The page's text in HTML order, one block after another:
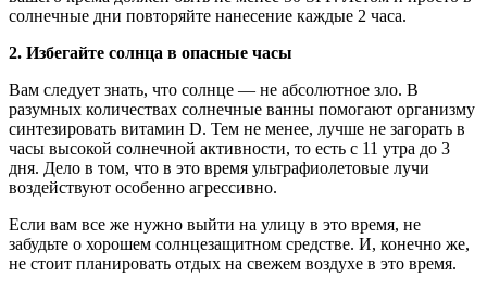
солнечные дни повторяйте нанесение каждые 2 часа.
2. Избегайте солнца в опасные часы
Вам следует знать, что солнце — не абсолютное зло. В
разумных количествах солнечные ванны помогают организму
синтезировать витамин D. Тем не менее, лучше не загорать в
часы высокой солнечной активности, то есть с 11 утра до 3
дня. Дело в том, что в это время ультрафиолетовые лучи
воздействуют особенно агрессивно.
Если вам все же нужно выйти на улицу в это время, не
забудьте о хорошем солнцезащитном средстве. И, конечно же,
не стоит планировать отдых на свежем воздухе в это время.